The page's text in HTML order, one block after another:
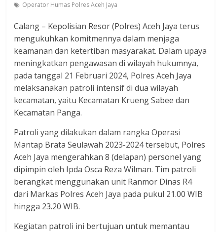
Operator Humas Polres Aceh Jaya
Calang – Kepolisian Resor (Polres) Aceh Jaya terus
mengukuhkan komitmennya dalam menjaga
keamanan dan ketertiban masyarakat. Dalam upaya
meningkatkan pengawasan di wilayah hukumnya,
pada tanggal 21 Februari 2024, Polres Aceh Jaya
melaksanakan patroli intensif di dua wilayah
kecamatan, yaitu Kecamatan Krueng Sabee dan
Kecamatan Panga.
Patroli yang dilakukan dalam rangka Operasi
Mantap Brata Seulawah 2023-2024 tersebut, Polres
Aceh Jaya mengerahkan 8 (delapan) personel yang
dipimpin oleh Ipda Osca Reza Wilman. Tim patroli
berangkat menggunakan unit Ranmor Dinas R4
dari Markas Polres Aceh Jaya pada pukul 21.00 WIB
hingga 23.20 WIB.
Kegiatan patroli ini bertujuan untuk memantau